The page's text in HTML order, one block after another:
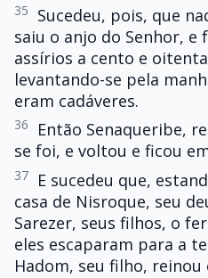
35
Sucedeu, pois, que
saiu o anjo do Senhor, e
assírios a cento e
levantando-se pela
eram cadáveres.
36
Então Senaqueribe,
se foi, e voltou e ficou
37
E sucedeu que,
casa de Nisroque, seu
Sarezer, seus filhos, o
eles escaparam para a
Hadom, seu filho, reinou